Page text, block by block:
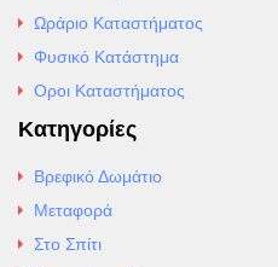
Ωράριο Καταστήματος
Φυσικό Κατάστημα
Οροι Καταστήματος
Κατηγορίες
Βρεφικό Δωμάτιο
Μεταφορά
Στο Σπίτι